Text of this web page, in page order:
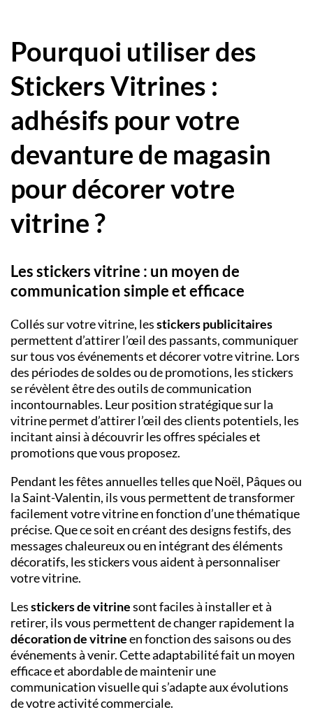
Pourquoi utiliser des
Stickers Vitrines :
adhésifs pour votre
devanture de magasin
pour décorer votre
vitrine ?
Les stickers vitrine : un moyen de
communication simple et efficace
Collés sur votre vitrine, lesstickers publicitaires
permettent d’attirer l’œil des passants, communiquer
sur tous vos événements et décorer votre vitrine. Lors
des périodes de soldes ou de promotions, les stickers
se révèlent être des outils de communication
incontournables. Leur position stratégique sur la
vitrine permet d’attirer l’œil des clients potentiels, les
incitant ainsi à découvrir les offres spéciales et
promotions que vous proposez.
Pendant les fêtes annuelles telles que Noël, Pâques ou
la Saint-Valentin, ils vous permettent de transformer
facilement votre vitrine en fonction d’une thématique
précise. Que ce soit en créant des designs festifs, des
messages chaleureux ou en intégrant des éléments
décoratifs, les stickers vous aident à personnaliser
votre vitrine.
Lesstickers de vitrinesont faciles à installer et à
retirer, ils vous permettent de changer rapidement la
décoration de vitrineen fonction des saisons ou des
événements à venir. Cette adaptabilité fait un moyen
efficace et abordable de maintenir une
communication visuelle qui s’adapte aux évolutions
de votre activité commerciale.